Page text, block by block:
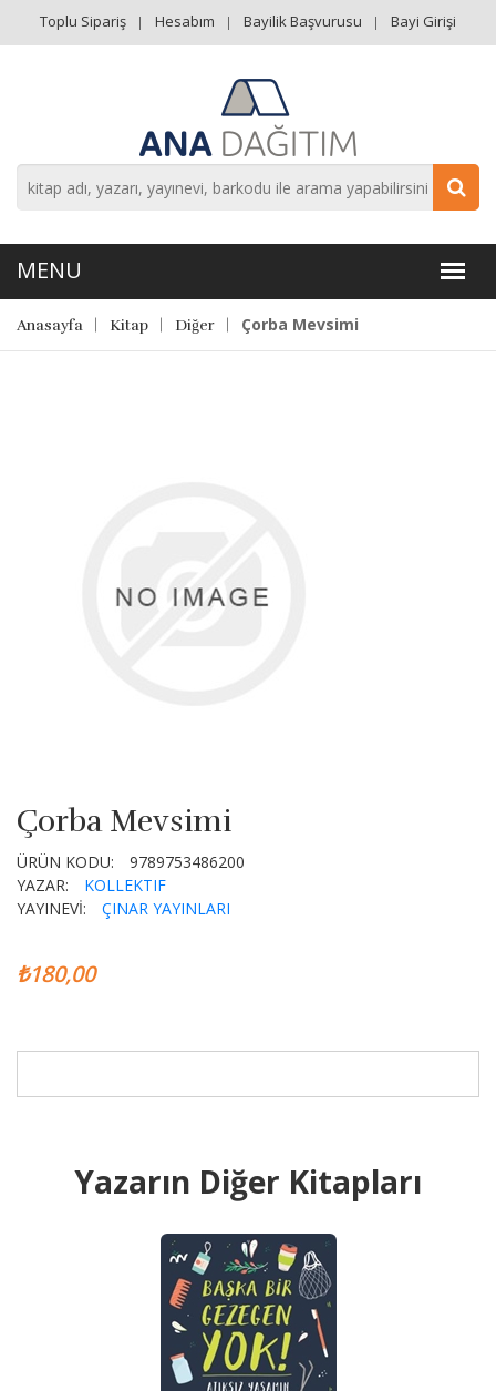
Toplu Sipariş Hesabım Bayilik Başvurusu Bayi Girişi
Anasayfa Kitap Diğer Çorba Mevsimi
Çorba Mevsimi
ÜRÜN KODU:
9789753486200
YAZAR:
KOLLEKTIF
YAYINEVİ:
ÇINAR YAYINLARI
₺180,00
Yazarın Diğer Kitapları